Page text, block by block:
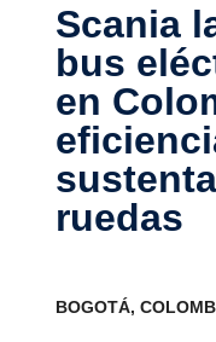
Scania lanza su primer
bus
en
ruedas
BOGOTÁ,